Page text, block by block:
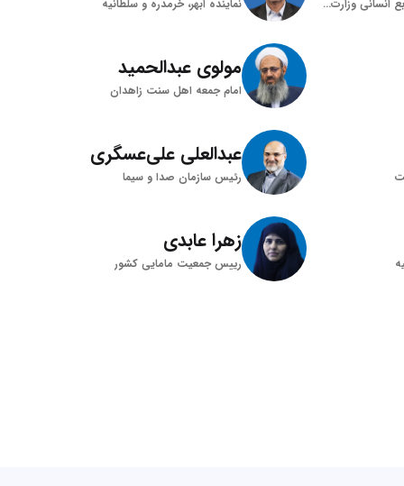
معاون توسعه مدیریت و منابع انسانی وزارت جهاد کشاورزی نماینده ابهر، خرمدره و سلطانیه
مولوی عبدالحمید
امام جمعه اهل سنت زاهدان
عبدالعلی علی‌عسگری
رئیس سازمان صدا و سیما
زهرا عابدی
رییس جمعیت مامایی کشور